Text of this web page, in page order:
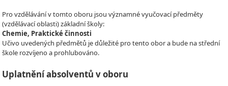
Pro vzdělávání v tomto oboru jsou významné vyučovací předměty
(vzdělávací oblasti) základní školy:
Chemie, Praktické činnosti
Učivo uvedených předmětů je důležité pro tento obor a bude na střední
škole rozvíjeno a prohlubováno.
Uplatnění absolventů v oboru